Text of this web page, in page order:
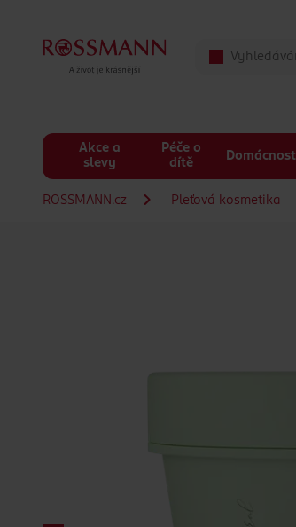
Akce a
slevy
Péče o
dítě
Domácnost
ROSSMANN.cz Pleťová kosmetika